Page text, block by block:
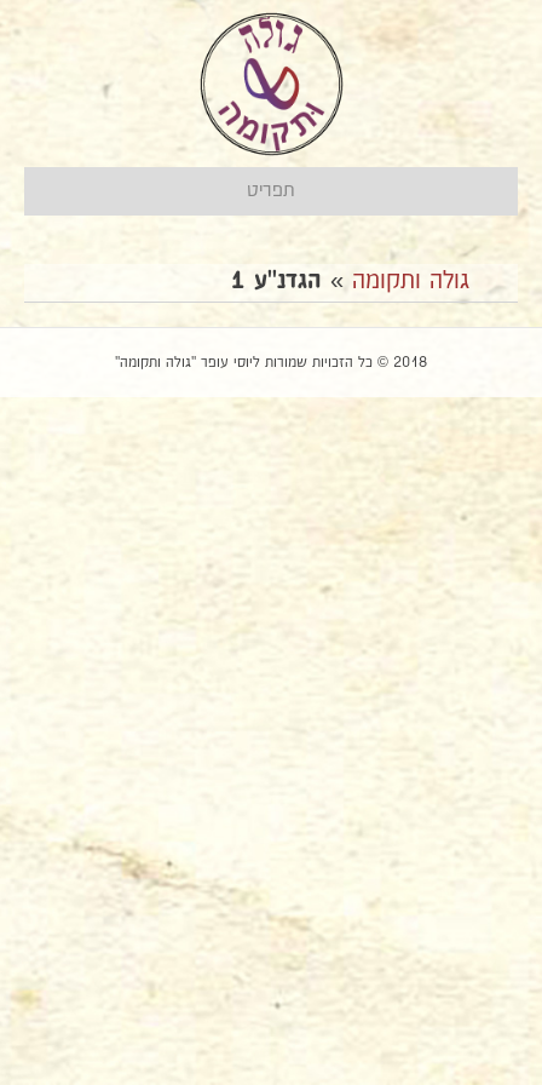
תפריט
גולה ותקומה » הגדנ''ע 1
2018 © כל הזכויות שמורות ליוסי עופר "גולה ותקומה"